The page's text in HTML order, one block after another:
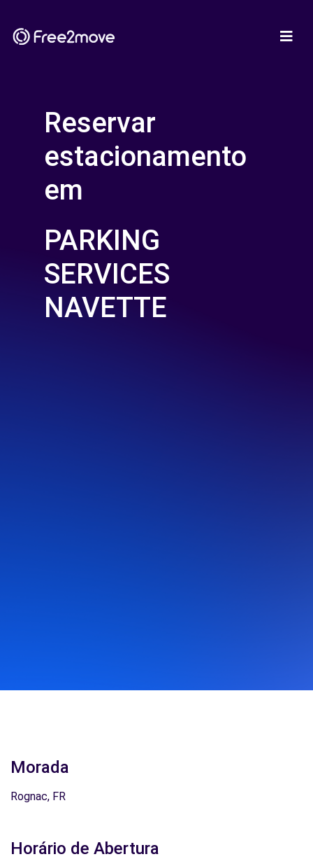
Reservar
estacionamento
em
PARKING
SERVICES
NAVETTE
Morada
Rognac, FR
Horário de Abertura